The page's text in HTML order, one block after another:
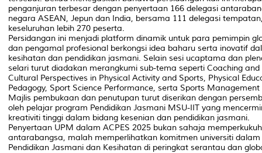
penganjuran terbesar dengan penyertaan 166 delegasi
negara ASEAN, Jepun dan India, bersama 111 delegasi
keseluruhan lebih 270 peserta.
Persidangan ini menjadi platform dinamik untuk para pemimpin
dan pengamal profesional berkongsi idea baharu serta inovatif
kesihatan dan pendidikan jasmani. Selain sesi ucaptama dan
selari turut diadakan merangkumi sub-tema seperti Coaching
Cultural Perspectives in Physical Activity and Sports, Physical
Pedagogy, Sport Science Performance, serta Sports Management
Majlis pembukaan dan penutupan turut diserikan dengan
oleh pelajar program Pendidikan Jasmani MSU-IIT yang
kreativiti tinggi dalam bidang kesenian dan pendidikan jasmani.
Penyertaan UPM dalam ACPES 2025 bukan sahaja
antarabangsa, malah memperlihatkan komitmen universiti
Pendidikan Jasmani dan Kesihatan di peringkat serantau dan